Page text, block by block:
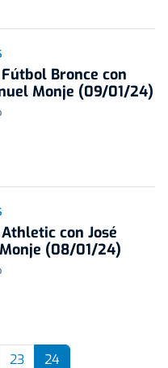
Bronce con
Monje (09/01/24)
con José
(08/01/24)
23 24